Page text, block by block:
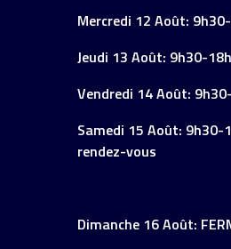
Mercredi 12 Août:
Jeudi 13 Août: 9h30-
Vendredi 14 Août:
Samedi 15 Août:
rendez-vous
Dimanche 16 Août: